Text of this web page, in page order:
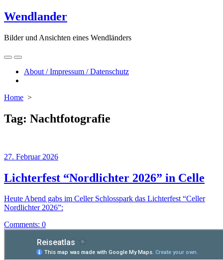
Skip
to
Wendlander
Bilder und Ansichten eines Wendländers
Search
Toggle
Menu
About / Impressum / Datenschutz
Home >
Tag: Nachtfotografie
27. Februar 2026
Lichterfest “Nordlichter 2026” in Celle
Heute Abend gabs im Celler Schlosspark das Lichterfest “Celler
Nordlichter 2026”:
Comments: 0